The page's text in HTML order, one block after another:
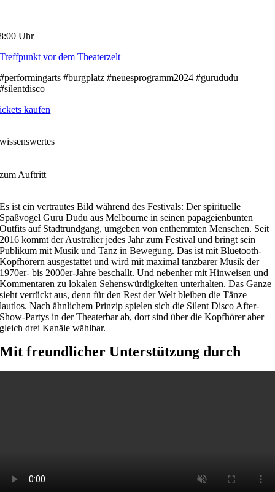
Uhr
Treffpunkt vor dem Theaterzelt
#performingarts #burgplatz #neuesprogramm2024 #gurududu
#silentdisco
kaufen
wissenswertes
zum Auftritt
Es ist ein vertrautes Bild während des Festivals: Der spirituelle
Spaßvogel Guru Dudu aus Melbourne in seinen papageienbunten
Outfits auf Stadtrundgang, umgeben von enthemmten Menschen. Seit
2016 kommt der Australier jedes Jahr zum Festival und bringt sein
Publikum mit Musik und Tanz in Bewegung. Das ist mit Blue­tooth-
Kopfhörern ausgestattet und wird mit maximal tanzbarer Musik der
1970er- bis 2000er-Jahre beschallt. Und nebenher mit Hinweisen und
Kommentaren zu lokalen Sehenswürdigkeiten unterhalten. Das Ganze
sieht verrückt aus, denn für den Rest der Welt bleiben die Tänze
lautlos. Nach ähnlichem Prinzip spielen sich die Silent Disco After-
Show-Partys in der Theaterbar ab, dort sind über die Kopfhörer aber
gleich drei Kanäle wählbar.
Mit freundlicher Unterstützung durch